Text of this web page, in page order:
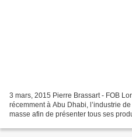
3 mars, 2015 Pierre Brassart - FOB
récemment à Abu Dhabi, l’industrie
masse afin de présenter tous ses